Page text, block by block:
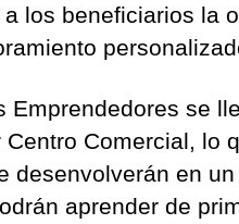
los beneficiarios la
Emprendedores se
Comercial, lo
desenvolverán en
aprender de